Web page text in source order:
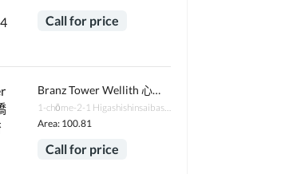
Call for price
Branz Tower Wellith 心齋橋 NORTH (心齋橋塔樓)
1-chōme-2-1 Higashishinsaibashi, Chuo Ward, Osaka, 542-0083日本
Area: 100.81
Call for price